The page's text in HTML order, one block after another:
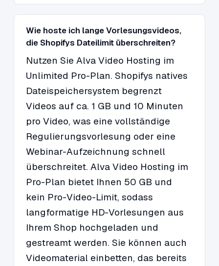
Wie hoste ich lange Vorlesungsvideos,
die Shopifys Dateilimit überschreiten?
Nutzen Sie Alva Video Hosting im
Unlimited Pro-Plan. Shopifys natives
Dateispeichersystem begrenzt
Videos auf ca. 1 GB und 10 Minuten
pro Video, was eine vollständige
Regulierungsvorlesung oder eine
Webinar-Aufzeichnung schnell
überschreitet. Alva Video Hosting im
Pro-Plan bietet Ihnen 50 GB und
kein Pro-Video-Limit, sodass
langformatige HD-Vorlesungen aus
Ihrem Shop hochgeladen und
gestreamt werden. Sie können auch
Videomaterial einbetten, das bereits